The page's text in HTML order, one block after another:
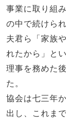
事業に取り組
の中で続けら
夫君ら「家族
れたから」と
理事を務めた
た。
協会は七三年
出し、これま